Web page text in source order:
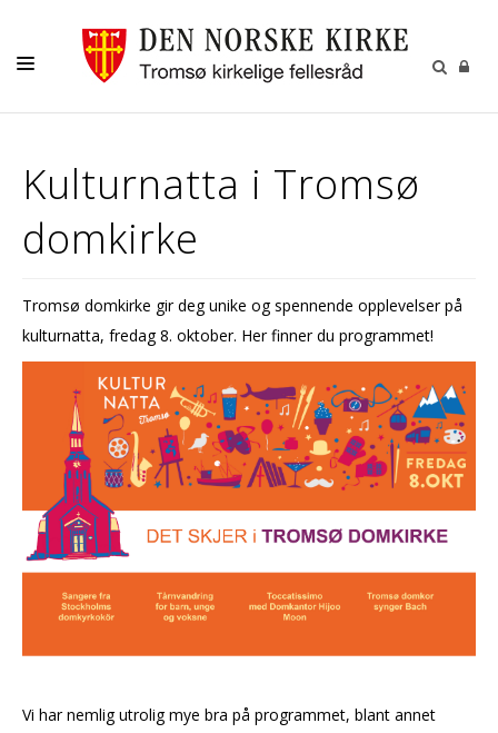
AKTIVITETER OG KONSERTER
DÅP
VIGSEL
KONTAKT
Kulturnatta i Tromsø
domkirke
Tromsø domkirke gir deg unike og spennende opplevelser på
kulturnatta, fredag 8. oktober. Her finner du programmet!
Vi har nemlig utrolig mye bra på programmet, blant annet